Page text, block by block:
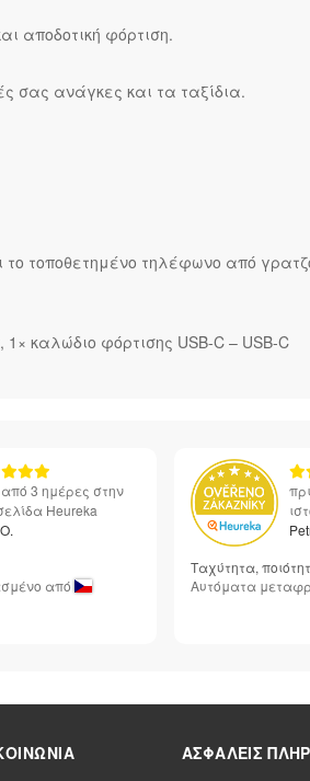
αποδοτική φόρτιση.
σας ανάγκες και τα ταξίδια.
τοποθετημένο τηλέφωνο από
καλώδιο φόρτισης USB-C – USB-C
3 ημέρες στην
Heureka
από
Ταχύτητα,
Αυτόματα
ΑΣΦΑΛΕΊΣ